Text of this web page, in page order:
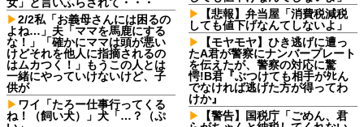
2/2私「お義母さんには困るの
よね…」夫「ママを馬鹿にする
な！」「確かにママは頭が悪い
けどそれを他人に指摘されるの
はムカつく！」もうこの人とは
一緒にやっていけないけど、子
供が
ワイ「たろー仕事行ってくる
ね！（飼い犬）」犬「…？（ぷ
【悲報】弁当屋「消費税減税
しても値下げなんてしないよ」
【モヤモヤ】ひき逃げに遭っ
たA君が警察にナンバープレート
を伝えたが、警察の対応に驚
愕!B君『ぶつけても相手がﾀﾋん
でなければ逃げた方が得ってわ
けか』
【警告】国税庁「ごめん、君